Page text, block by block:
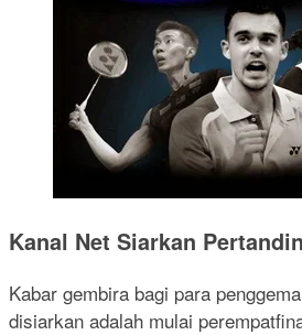
Kanal Net Siarkan
Kabar gembira bagi para
disiarkan adalah mulai